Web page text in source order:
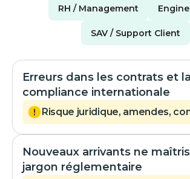
RH / Management
SAV / Support Client
Erreurs dans les contrats et la
compliance internationale
Risque juridique, amendes,
Nouveaux arrivants ne
jargon réglementaire